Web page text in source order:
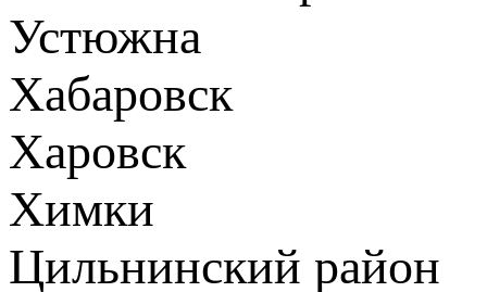
Устюжна
Хабаровск
Харовск
Химки
Цильнинский район